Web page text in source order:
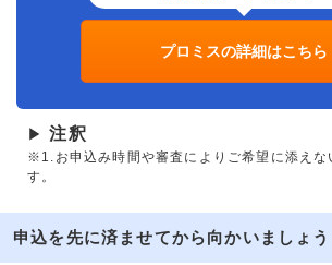
プロミスの詳細はこちら
▶ 注釈
※1.お申込み時間や審査によりご希望に添えな
す。
申込を先に済ませてから向かいましょう